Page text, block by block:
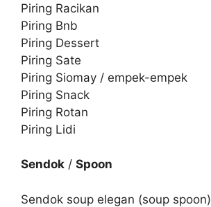
Piring Racikan
Piring Bnb
Piring Dessert
Piring Sate
Piring Siomay / empek-empek
Piring Snack
Piring Rotan
Piring Lidi
Sendok / Spoon
Sendok soup elegan (soup spoon)